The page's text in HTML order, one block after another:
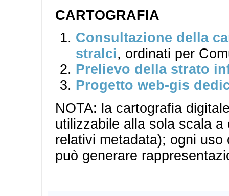
CARTOGRAFIA
Consultazione della
stralci, ordinati per
Prelievo della strato
Progetto web-gis
NOTA: la cartografia
utilizzabile alla sola scala
relativi metadata); ogni
può generare